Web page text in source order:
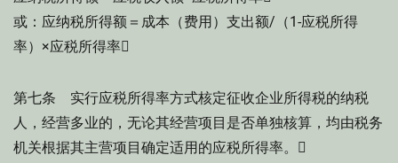
或：应纳税所得额＝成本（费用）支出额/（1-应税所得
率）×应税所得率
第七条 实行应税所得率方式核定征收企业所得税的纳税
人，经营多业的，无论其经营项目是否单独核算，均由税务
机关根据其主营项目确定适用的应税所得率。